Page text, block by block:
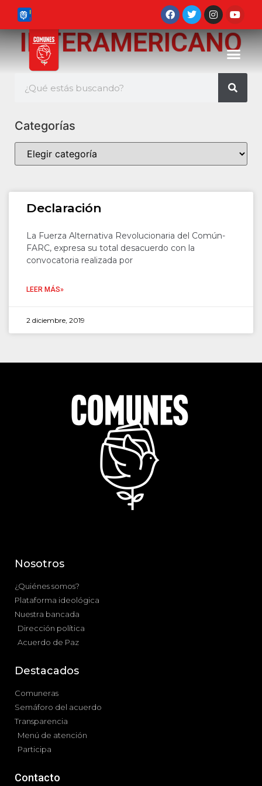
INTERAMERICANO
Categorías
Declaración
La Fuerza Alternativa Revolucionaria del Común-
FARC, expresa su total desacuerdo con la
convocatoria realizada por
LEER MÁS»
2 diciembre, 2019
Nosotros
¿Quiénes somos?
Plataforma ideológica
Nuestra bancada
Dirección política
Acuerdo de Paz
Destacados
Comuneras
Semáforo del acuerdo
Transparencia
Menú de atención
Participa
Contacto